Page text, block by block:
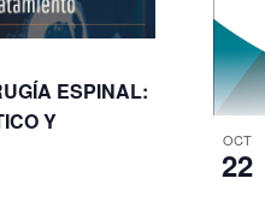
ESPINAL:
Y
OCT
22